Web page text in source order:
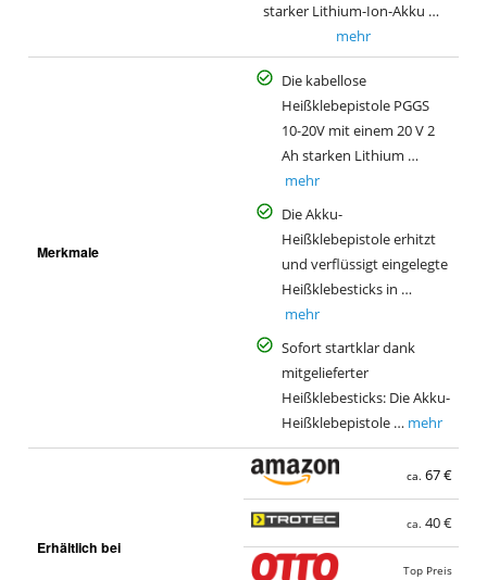
starker Lithium-Ion-Akku …
mehr
Merkmale
Die kabellose
Heißklebepistole PGGS
10‑20V mit einem 20 V 2
Ah starken Lithium …
mehr
Die Akku-
Heißklebepistole erhitzt
und verflüssigt eingelegte
Heißklebesticks in …
mehr
Sofort startklar dank
mitgelieferter
Heißklebesticks: Die Akku-
Heißklebepistole … mehr
Erhältlich bei
ca. 67 €
ca. 40 €
Top Preis